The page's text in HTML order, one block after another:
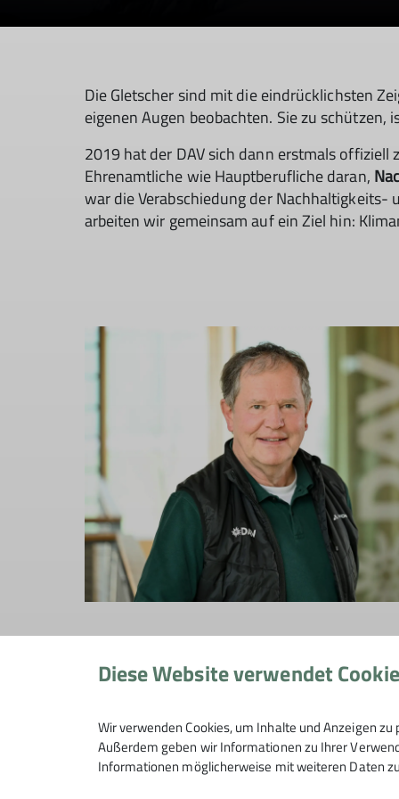
Die Gletscher sind mit die eindrücklichsten
eigenen Augen beobachten. Sie zu
2019 hat der DAV sich dann erstmals
Ehrenamtliche wie Hauptberufliche daran,
war die Verabschiedung der
arbeiten wir gemeinsam auf ein Ziel hin:
DieAnreise so klimafreundlich wie möglichzu
für die meisten von uns nicht möglich - wer
diesem anspruchsvollen Anstieg zu
Diese Website verwendet
Wir verwenden Cookies, um Inhalte und Anzeigen
Außerdem geben wir Informationen zu Ihrer
Informationen möglicherweise mit weiteren Daten